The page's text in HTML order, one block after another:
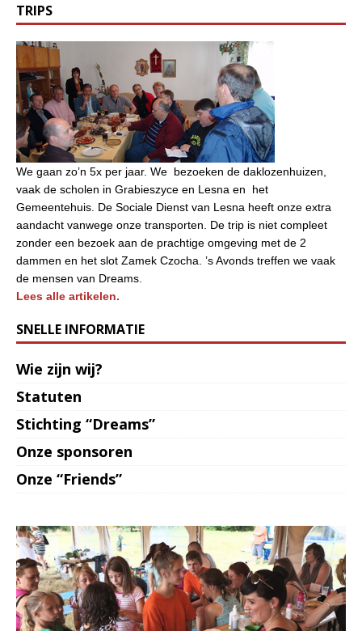
TRIPS
We gaan zo’n 5x per jaar. We bezoeken de daklozenhuizen,
vaak de scholen in Grabieszyce en Lesna en het
Gemeentehuis. De Sociale Dienst van Lesna heeft onze extra
aandacht vanwege onze transporten. De trip is niet compleet
zonder een bezoek aan de prachtige omgeving met de 2
dammen en het slot Zamek Czocha. ’s Avonds treffen we vaak
de mensen van Dreams.
Lees alle artikelen.
SNELLE INFORMATIE
Wie zijn wij?
Statuten
Stichting “Dreams”
Onze sponsoren
Onze “Friends”